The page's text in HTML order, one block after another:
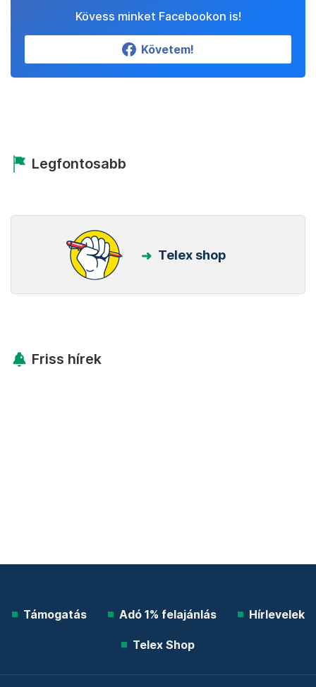
Kövess minket Facebookon is!
Követem!
Legfontosabb
Telex shop
Friss hírek
Támogatás Adó 1% felajánlás Hírlevelek
Telex Shop